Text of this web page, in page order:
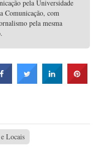
pela Universidade
Comunicação, com
pela mesma
Locais